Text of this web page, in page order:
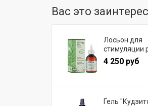
Вас это
Лосьон для
стимуляции
4 250 руб
Гель